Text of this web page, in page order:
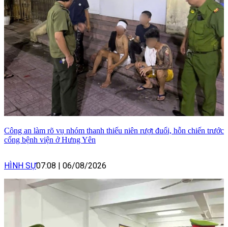
Công an làm rõ vụ nhóm thanh thiếu niên rượt đuổi, hỗn chiến trước
cổng bệnh viện ở Hưng Yên
HÌNH SỰ07:08 06/08/2026